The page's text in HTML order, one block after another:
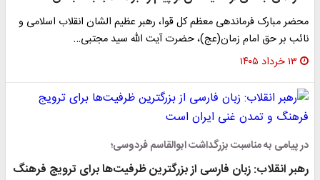
محضر مبارک فرماندهی معظم کل قوا، رهبر عظیم الشان انقلاب اسلامی و
نائب بر حق امام زمان(عج)، حضرت آیت الله سید مجتبی…
۱۳ خرداد ۱۴۰۵
در پیامی به مناسبت بزرگداشت ابوالقاسم فردوسی؛
رهبر انقلاب: زبان فارسی از بزرگترین ظرفیت‌ها برای ترویج فرهنگ